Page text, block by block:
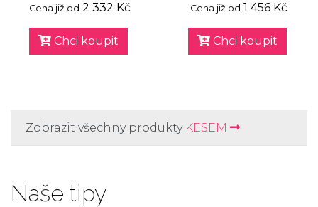
Cena již od 2 332 Kč
Chci koupit
Cena již od 1 456 Kč
Chci koupit
Zobrazit všechny produkty KESEM
Naše tipy